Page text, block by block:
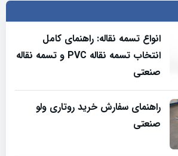
انواع تسمه نقاله: راهنمای کامل
انتخاب تسمه نقاله PVC و تسمه نقاله
صنعتی
راهنمای سفارش خرید روتاری ولو
صنعتی